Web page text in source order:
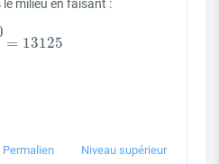
milieu en faisant :
= 13125
Permalien Niveau supérieur